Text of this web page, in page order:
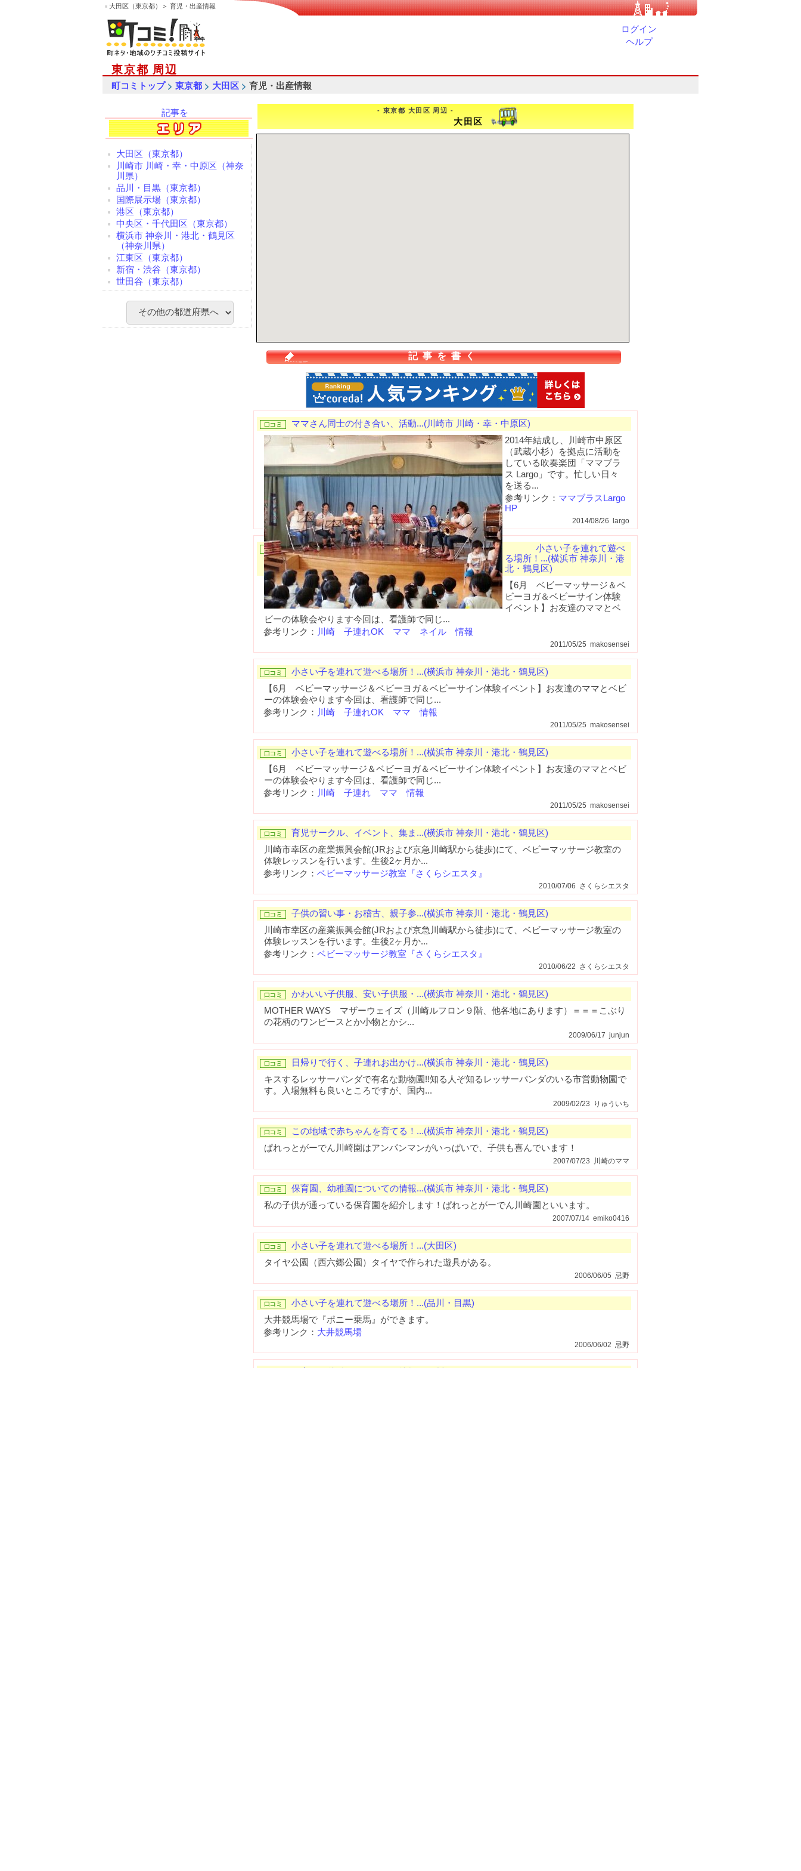
大田区（東京都）＞ 育児・出産情報
ログイン
ヘルプ
東京都 周辺
町コミトップ> 東京都 > 大田区 > 育児・出産情報
記事を
検索
大田区（東京都）
川崎市 川崎・幸・中原区（神奈
川県）
品川・目黒（東京都）
国際展示場（東京都）
港区（東京都）
中央区・千代田区（東京都）
横浜市 神奈川・港北・鶴見区
（神奈川県）
江東区（東京都）
新宿・渋谷（東京都）
世田谷（東京都）
- 東京都 大田区 周辺 -
大田区
記事を書く
ママさん同士の付き合い、活動...(川崎市 川崎・幸・中原区)
2014年結成し、川崎市中原区
（武蔵小杉）を拠点に活動を
している吹奏楽団「ママブラ
ス Largo」です。忙しい日々
を送る...
参考リンク： ママブラスLargo
HP
2014/08/26 largo
小さい子を連れて遊べ
る場所！...(横浜市 神奈川・港
北・鶴見区)
【6月 ベビーマッサージ＆ベ
ビーヨガ＆ベビーサイン体験
イベント】お友達のママとベ
ビーの体験会やります今回は、看護師で同じ...
参考リンク： 川崎 子連れOK ママ ネイル 情報
2011/05/25 makosensei
小さい子を連れて遊べる場所！...(横浜市 神奈川・港北・鶴見区)
【6月 ベビーマッサージ＆ベビーヨガ＆ベビーサイン体験イベント】お友達のママとベビ
ーの体験会やります今回は、看護師で同じ...
参考リンク： 川崎 子連れOK ママ 情報
2011/05/25 makosensei
小さい子を連れて遊べる場所！...(横浜市 神奈川・港北・鶴見区)
【6月 ベビーマッサージ＆ベビーヨガ＆ベビーサイン体験イベント】お友達のママとベビ
ーの体験会やります今回は、看護師で同じ...
参考リンク： 川崎 子連れ ママ 情報
2011/05/25 makosensei
育児サークル、イベント、集ま...(横浜市 神奈川・港北・鶴見区)
川崎市幸区の産業振興会館(JRおよび京急川崎駅から徒歩)にて、ベビーマッサージ教室の
体験レッスンを行います。生後2ヶ月か...
参考リンク： ベビーマッサージ教室『さくらシエスタ』
2010/07/06 さくらシエスタ
子供の習い事・お稽古、親子参...(横浜市 神奈川・港北・鶴見区)
川崎市幸区の産業振興会館(JRおよび京急川崎駅から徒歩)にて、ベビーマッサージ教室の
体験レッスンを行います。生後2ヶ月か...
参考リンク： ベビーマッサージ教室『さくらシエスタ』
2010/06/22 さくらシエスタ
かわいい子供服、安い子供服・...(横浜市 神奈川・港北・鶴見区)
MOTHER WAYS マザーウェイズ（川崎ルフロン９階、他各地にあります）＝＝＝こぶり
の花柄のワンピースとか小物とかシ...
2009/06/17 junjun
日帰りで行く、子連れお出かけ...(横浜市 神奈川・港北・鶴見区)
キスするレッサーパンダで有名な動物園!!知る人ぞ知るレッサーパンダのいる市営動物園で
す。入場無料も良いところですが、国内...
2009/02/23 りゅういち
この地域で赤ちゃんを育てる！...(横浜市 神奈川・港北・鶴見区)
ぱれっとがーでん川崎園はアンパンマンがいっぱいで、子供も喜んでいます！
2007/07/23 川崎のママ
保育園、幼稚園についての情報...(横浜市 神奈川・港北・鶴見区)
私の子供が通っている保育園を紹介します！ぱれっとがーでん川崎園といいます。
2007/07/14 emiko0416
小さい子を連れて遊べる場所！...(大田区)
タイヤ公園（西六郷公園）タイヤで作られた遊具がある。
2006/06/05 忌野
小さい子を連れて遊べる場所！...(品川・目黒)
大井競馬場で『ポニー乗馬』ができます。
参考リンク： 大井競馬場
2006/06/02 忌野